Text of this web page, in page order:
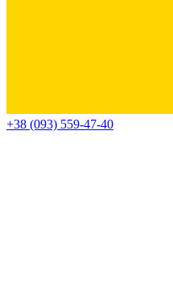
+38 (093) 559-47-40